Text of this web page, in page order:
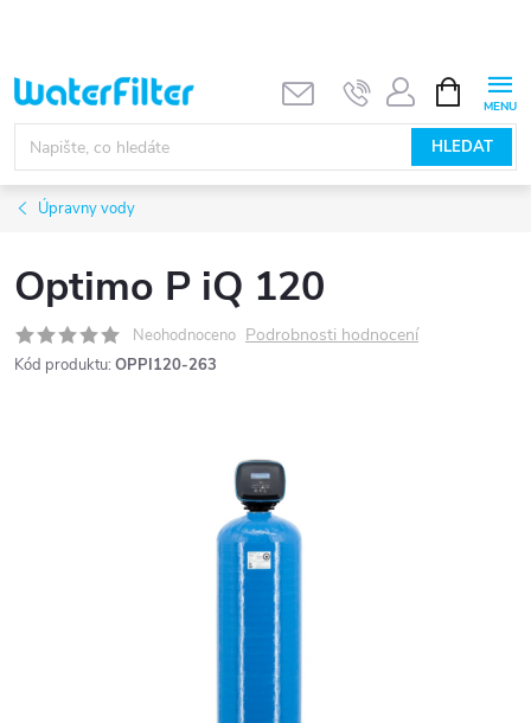
obsah
HLEDAT
NÁKUPNÍ
KOŠÍK
Úpravny vody
Optimo P iQ 120
Neohodnoceno Podrobnosti hodnocení
Kód produktu: OPPI120-263